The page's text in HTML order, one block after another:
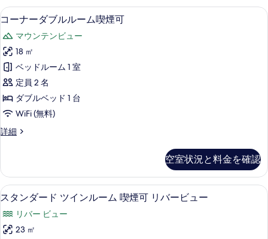
表
示
す
る
煙
可
の
す
べ
て
の
写
真
示
す
る
ブ
ル
ー
ム
喫
煙
可
の
詳
細
コ
ー
ナ
ー
ダ
ブ
ル
ー
喫
煙
可
の
す
高級寝具、デスク、遮光カーテン、
2
コーナーダブルルーム喫煙可
マウンテンビュー
18 ㎡
ベッドルーム 1 室
定員 2 名
ダブルベッド 1 台
WiFi (無料)
詳細
コ
ダ
ブ
ル
ー
ム
空室状況と料金を確認
ス
ン
高級寝具、デスク、遮光カーテン、
2
スタンダード ツインルーム 喫煙可 リバービュー
リバー ビュー
23 ㎡